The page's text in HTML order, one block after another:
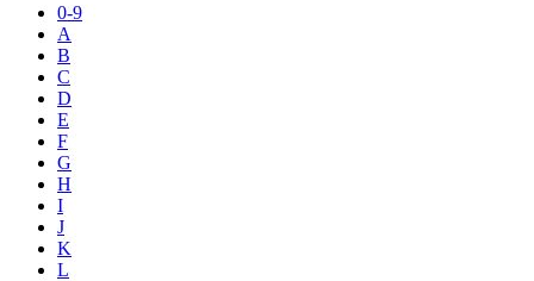
0-9
A
B
C
D
E
F
G
H
I
J
K
L